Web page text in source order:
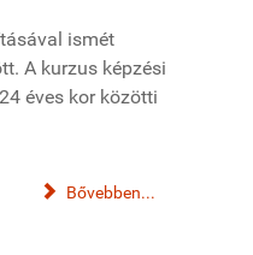
ismét
A kurzus képzési
éves kor közötti
Bővebben...